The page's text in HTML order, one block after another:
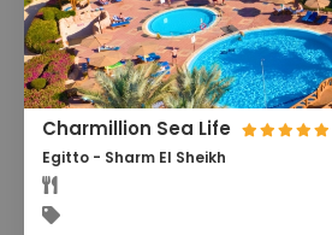
Charmillion Sea Life
Egitto - Sharm El Sheikh